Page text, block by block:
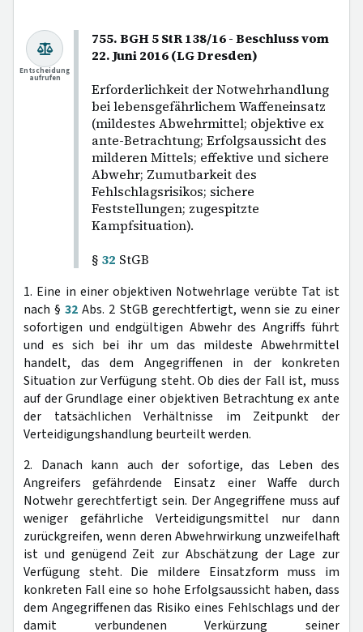
755. BGH 5 StR 138/16 - Beschluss vom
22. Juni 2016 (LG Dresden)
Erforderlichkeit der Notwehrhandlung
bei lebensgefährlichem Waffeneinsatz
(mildestes Abwehrmittel; objektive ex
ante-Betrachtung; Erfolgsaussicht des
milderen Mittels; effektive und sichere
Abwehr; Zumutbarkeit des
Fehlschlagsrisikos; sichere
Feststellungen; zugespitzte
Kampfsituation).
§ 32 StGB
Entscheidung
aufrufen
1. Eine in einer objektiven Notwehrlage verübte Tat ist
nach §32 Abs. 2 StGB gerechtfertigt, wenn sie zu einer
sofortigen und endgültigen Abwehr des Angriffs führt
und es sich bei ihr um das mildeste Abwehrmittel
handelt, das dem Angegriffenen in der konkreten
Situation zur Verfügung steht. Ob dies der Fall ist, muss
auf der Grundlage einer objektiven Betrachtung ex ante
der tatsächlichen Verhältnisse im Zeitpunkt der
Verteidigungshandlung beurteilt werden.
2. Danach kann auch der sofortige, das Leben des
Angreifers gefährdende Einsatz einer Waffe durch
Notwehr gerechtfertigt sein. Der Angegriffene muss auf
weniger gefährliche Verteidigungsmittel nur dann
zurückgreifen, wenn deren Abwehrwirkung unzweifelhaft
ist und genügend Zeit zur Abschätzung der Lage zur
Verfügung steht. Die mildere Einsatzform muss im
konkreten Fall eine so hohe Erfolgsaussicht haben, dass
dem Angegriffenen das Risiko eines Fehlschlags und der
damit verbundenen Verkürzung seiner